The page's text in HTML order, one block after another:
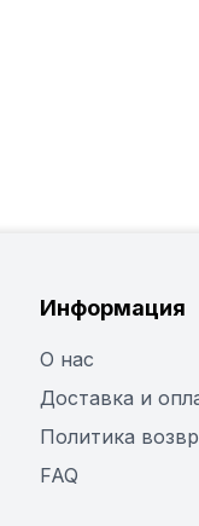
Информация
О нас
Доставка и
Политика
FAQ